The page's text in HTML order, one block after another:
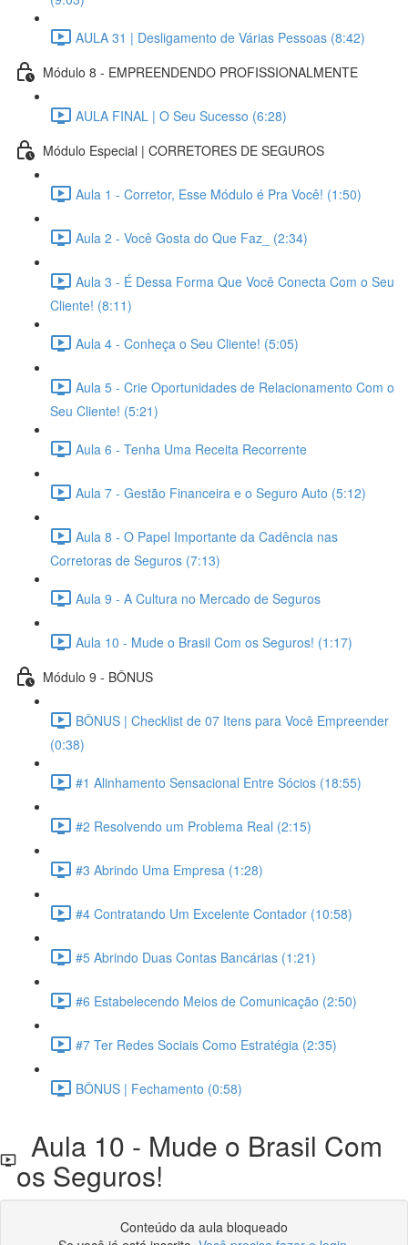
AULA 31 | Desligamento de Várias Pessoas (8:42)
Módulo 8 - EMPREENDENDO PROFISSIONALMENTE
AULA FINAL | O Seu Sucesso (6:28)
Módulo Especial | CORRETORES DE SEGUROS
Aula 1 - Corretor, Esse Módulo é Pra Você! (1:50)
Aula 2 - Você Gosta do Que Faz_ (2:34)
Aula 3 - É Dessa Forma Que Você Conecta Com o Seu
Cliente! (8:11)
Aula 4 - Conheça o Seu Cliente! (5:05)
Aula 5 - Crie Oportunidades de Relacionamento Com o
Seu Cliente! (5:21)
Aula 6 - Tenha Uma Receita Recorrente
Aula 7 - Gestão Financeira e o Seguro Auto (5:12)
Aula 8 - O Papel Importante da Cadência nas
Corretoras de Seguros (7:13)
Aula 9 - A Cultura no Mercado de Seguros
Aula 10 - Mude o Brasil Com os Seguros! (1:17)
Módulo 9 - BÔNUS
BÔNUS | Checklist de 07 Itens para Você Empreender
(0:38)
#1 Alinhamento Sensacional Entre Sócios (18:55)
#2 Resolvendo um Problema Real (2:15)
#3 Abrindo Uma Empresa (1:28)
#4 Contratando Um Excelente Contador (10:58)
#5 Abrindo Duas Contas Bancárias (1:21)
#6 Estabelecendo Meios de Comunicação (2:50)
#7 Ter Redes Sociais Como Estratégia (2:35)
BÔNUS | Fechamento (0:58)
Aula 10 - Mude o Brasil Com
os Seguros!
Conteúdo da aula bloqueado